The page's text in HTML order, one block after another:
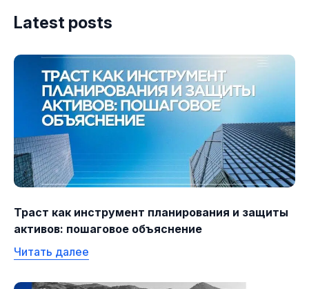
Latest posts
Траст как инструмент планирования и защиты
активов: пошаговое объяснение
Читать далее